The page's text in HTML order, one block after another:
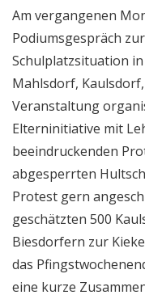
Am vergangenen
Podiumsgespräch
Schulplatzsituation
Mahlsdorf,
Veranstaltung
Elterninitiative mit
beeindruckenden
abgesperrten
Protest gern
geschätzten 500
Biesdorfern zur
das
eine kurze